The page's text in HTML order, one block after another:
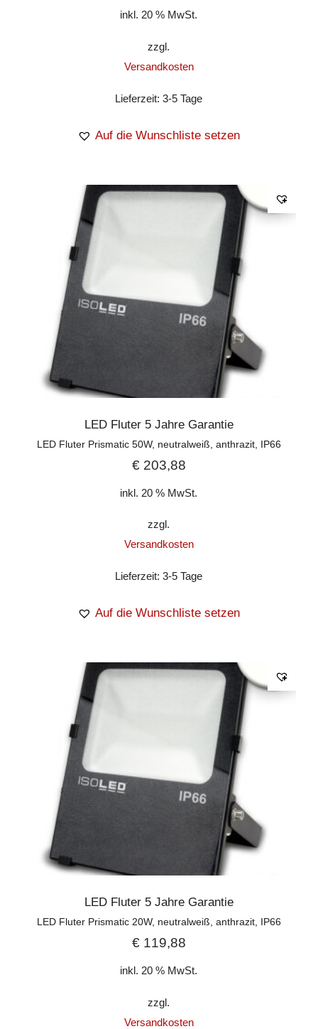
inkl. 20 % MwSt.
zzgl.
Versandkosten
Lieferzeit:3-5 Tage
Auf die Wunschliste setzen
LED Fluter 5 Jahre Garantie
LED Fluter Prismatic 50W, neutralweiß, anthrazit, IP66
€203,88
inkl. 20 % MwSt.
zzgl.
Versandkosten
Lieferzeit:3-5 Tage
Auf die Wunschliste setzen
LED Fluter 5 Jahre Garantie
LED Fluter Prismatic 20W, neutralweiß, anthrazit, IP66
€119,88
inkl. 20 % MwSt.
zzgl.
Versandkosten